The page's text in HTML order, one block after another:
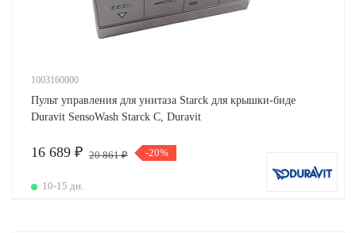
1003160000
Пульт управления для унитаза Starck для крышки-биде
Duravit SensoWash Starck C, Duravit
16 689 ₽ 20 861 ₽ -20%
10-15 дн.